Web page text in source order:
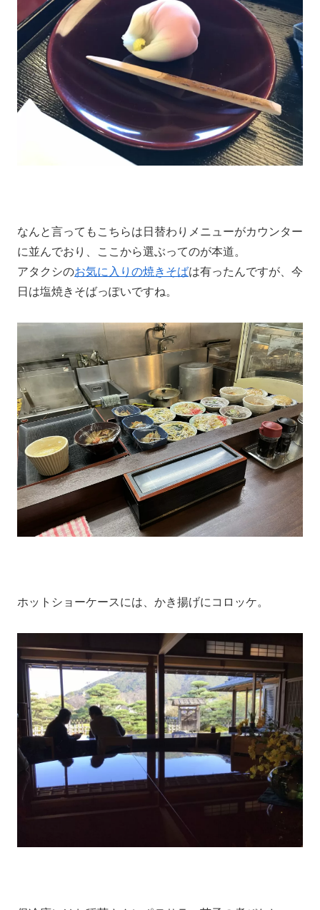
なんと言ってもこちらは日替わりメニューがカウンター
に並んでおり、ここから選ぶってのが本道。
アタクシのお気に入りの焼きそばは有ったんですが、今
日は塩焼きそばっぽいですね。
ホットショーケースには、かき揚げにコロッケ。